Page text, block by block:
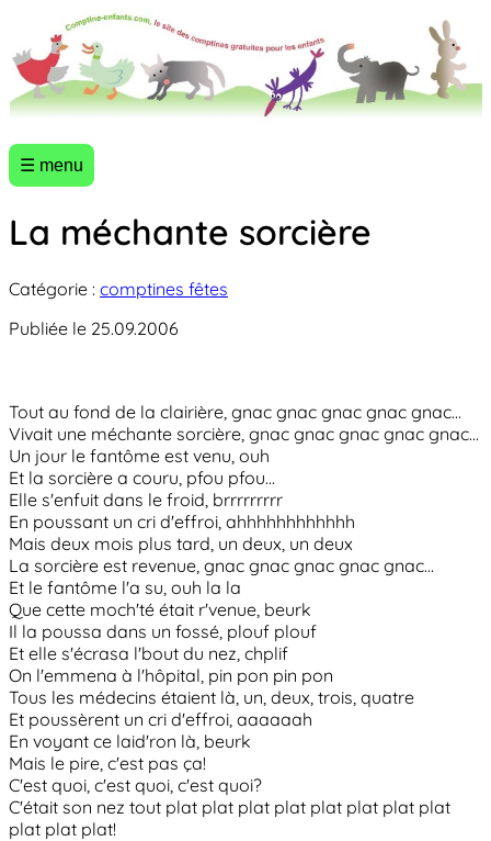
☰ menu
La méchante sorcière
Catégorie : comptines fêtes
Publiée le 25.09.2006
Tout au fond de la clairière, gnac gnac gnac gnac gnac...
Vivait une méchante sorcière, gnac gnac gnac gnac gnac...
Un jour le fantôme est venu, ouh
Et la sorcière a couru, pfou pfou...
Elle s'enfuit dans le froid, brrrrrrrrr
En poussant un cri d'effroi, ahhhhhhhhhhhh
Mais deux mois plus tard, un deux, un deux
La sorcière est revenue, gnac gnac gnac gnac gnac...
Et le fantôme l'a su, ouh la la
Que cette moch'té était r'venue, beurk
Il la poussa dans un fossé, plouf plouf
Et elle s'écrasa l'bout du nez, chplif
On l'emmena à l'hôpital, pin pon pin pon
Tous les médecins étaient là, un, deux, trois, quatre
Et poussèrent un cri d'effroi, aaaaaah
En voyant ce laid'ron là, beurk
Mais le pire, c'est pas ça!
C'est quoi, c'est quoi, c'est quoi?
C'était son nez tout plat plat plat plat plat plat plat plat
plat plat plat!